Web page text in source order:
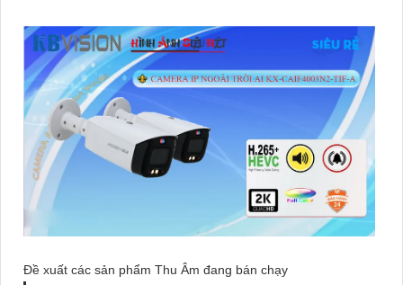
Đề xuất các sản phẩm Thu Âm đang bán chạy